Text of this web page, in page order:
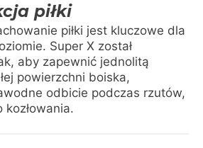
piłki
piłki jest kluczowe dla
Super X został
aby zapewnić jednolitą
powierzchni boiska,
odbicie podczas rzutów,